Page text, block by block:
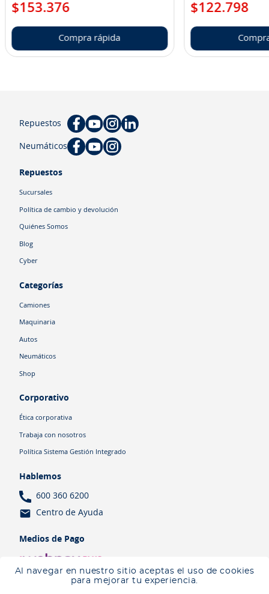
Al navegar en nuestro sitio aceptas el uso de cookies
para mejorar tu experiencia.
$153.376
Compra rápida
$122.798
Repuestos
Neumáticos
Repuestos
Sucursales
Política de cambio y devolución
Quiénes Somos
Blog
Cyber
Categorías
Camiones
Maquinaria
Autos
Neumáticos
Shop
Corporativo
Ética corporativa
Trabaja con nosotros
Política Sistema Gestión Integrado
Hablemos
600 360 6200
Centro de Ayuda
Medios de Pago